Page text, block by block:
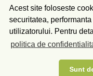
Acest site foloseste
securitatea,
utilizatorului. Pentru
politica de
Sunt
COPYRIGHT ©
TOATE
PLAN DE